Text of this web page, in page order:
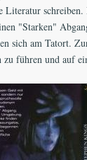
"Starken"
sich am Tatort.
zu führen und auf